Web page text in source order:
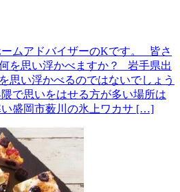
ムアドバイザーのKです。 皆さ
を思い浮かべますか？ 岩手県出
思い浮かべるのではないでしょう
で思いをはせる方が多い場所は
盛岡市薮川の氷上ワカサ […]